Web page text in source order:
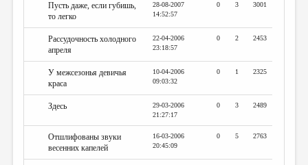
Пусть даже, если губишь,
то легко
28-08-2007
14:52:57
0 3 3001
Рассудочность холодного
апреля
22-04-2006
23:18:57
0 2 2453
У межсезонья девичья
краса
10-04-2006
09:03:32
0 1 2325
Здесь
29-03-2006
21:27:17
0 3 2489
Отшлифованы звуки
весенних капелей
16-03-2006
20:45:09
0 5 2763